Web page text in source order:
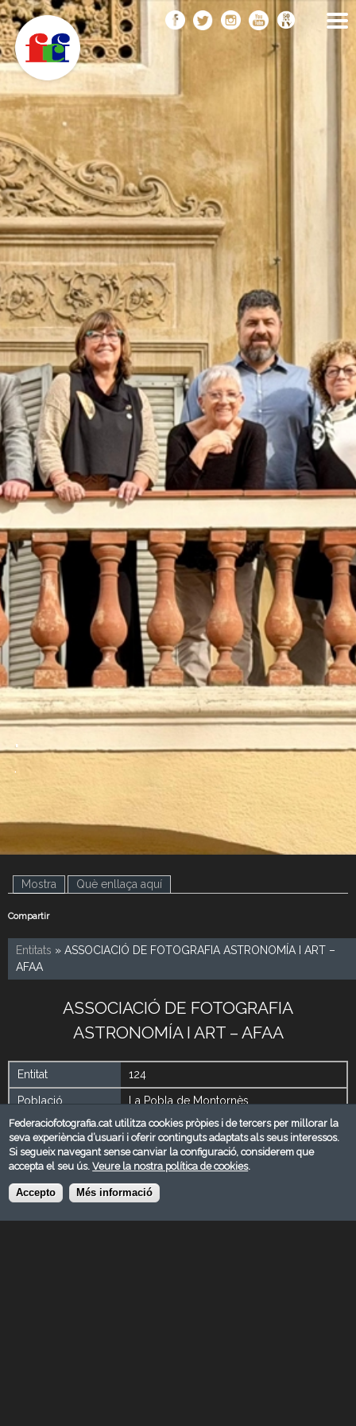
Vés
al
contingut
FEDERACIÓ CATALANA
DE FOTOGRAFIA
F
C
.
.
Mostra (pestanya activa)
Què enllaça aquí
Compartir
Entitats » ASSOCIACIÓ DE FOTOGRAFIA ASTRONOMÍA I ART –
AFAA
ASSOCIACIÓ DE FOTOGRAFIA
ASTRONOMÍA I ART – AFAA
Entitat 124
Població La Pobla de Montornès
Província Tarragona
President Julie Mavuanga
Web https://asoafaa.wordpress.com
Federaciofotografia.cat utilitza cookies pròpies i de tercers per millorar la
seva experiència d’usuari i oferir continguts adaptats als seus interessos.
Si segueix navegant sense canviar la configuració, considerem que
accepta el seu ús.Veure la nostra política de cookies.
Accepto Més informació